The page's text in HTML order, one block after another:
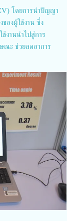
โดยการนำปัญญา
องผู้ใช้งาน ซึ่ง
งานนำไปสู่การ
ณะ ช่วยลดอาการ